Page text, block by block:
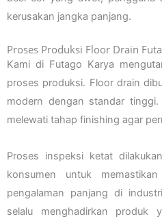
kerusakan jangka panjang.
Proses Produksi Floor Drain
Kami di Futago Karya
proses produksi. Floor drain
modern dengan standar
melewati tahap finishing agar
Proses inspeksi ketat
konsumen untuk
pengalaman panjang di
selalu menghadirkan produk